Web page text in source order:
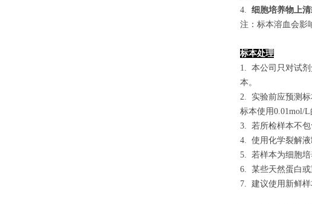
4. 细胞培养物上
注：标本溶血会影
标本处理
1. 本公司只对试
本。
2. 实验前应预测标
标本使用0.01mol/L
3. 若所检样本不包
4. 使用化学裂解液
5. 若样本为细胞培
6. 某些天然蛋白或
7. 建议使用新鲜样